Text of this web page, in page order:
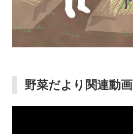
野菜だより関連動画